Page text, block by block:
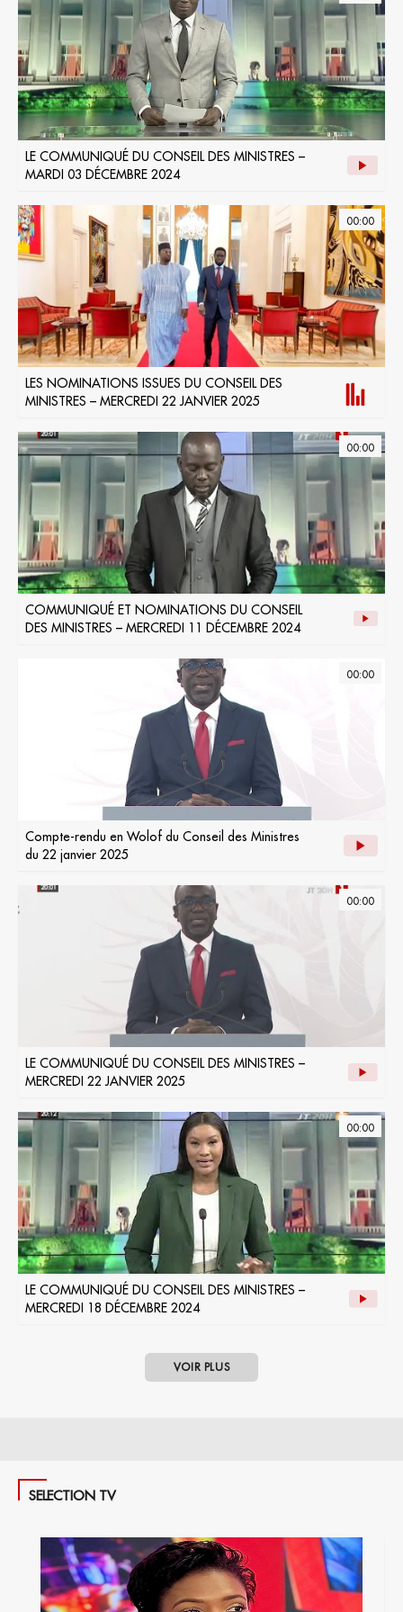
LE COMMUNIQUÉ DU CONSEIL DES MINISTRES –
MARDI 03 DÉCEMBRE 2024
00:00
LES NOMINATIONS ISSUES DU CONSEIL DES
MINISTRES – MERCREDI 22 JANVIER 2025
00:00
COMMUNIQUÉ ET NOMINATIONS DU CONSEIL
DES MINISTRES – MERCREDI 11 DÉCEMBRE 2024
00:00
Compte-rendu en Wolof du Conseil des Ministres
du 22 janvier 2025
00:00
LE COMMUNIQUÉ DU CONSEIL DES MINISTRES –
MERCREDI 22 JANVIER 2025
00:00
LE COMMUNIQUÉ DU CONSEIL DES MINISTRES –
MERCREDI 18 DÉCEMBRE 2024
VOIR PLUS
SELECTION TV